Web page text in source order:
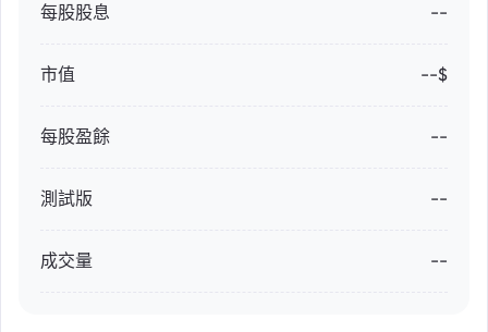
每股股息 --
市值 --$
每股盈餘 --
測試版 --
成交量 --